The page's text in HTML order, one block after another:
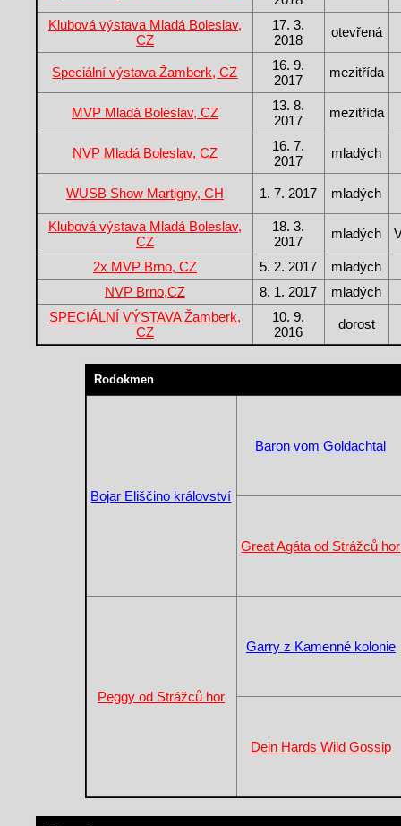
Klubová výstava Mladá Boleslav,
CZ
17. 3.
2018
otevřená
Speciální výstava Žamberk, CZ
16. 9.
2017
mezitřída
MVP Mladá Boleslav, CZ
13. 8.
2017
mezitřída
NVP Mladá Boleslav, CZ
16. 7.
2017
mladých
WUSB Show Martigny, CH 1. 7. 2017 mladých
Klubová výstava Mladá Boleslav,
CZ
18. 3.
2017
mladých
2x MVP Brno, CZ 5. 2. 2017
mladých
NVP Brno,CZ
8. 1. 2017
mladých
SPECIÁLNÍ VÝSTAVA Žamberk,
CZ
10. 9.
2016
dorost
Rodokmen
Bojar Eliščino království
Baron vom Goldachtal
Great Agáta od Strážců hor
Peggy od Strážců hor
Garry z Kamenné kolonie
Dein Hards Wild Gossip